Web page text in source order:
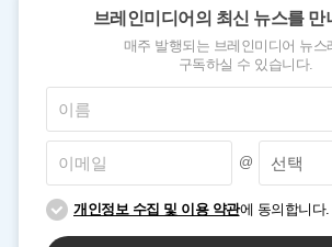
브레인미디어의 최신 뉴스를 만
매주 발행되는 브레인미디어 뉴스
구독하실 수 있습니다.
@
개인정보 수집 및 이용 약관에 동의합니다.